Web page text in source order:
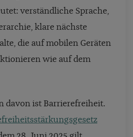
verständliche Sprache,
klare nächste
die auf mobilen Geräten
wie auf dem
davon ist Barrierefreiheit.